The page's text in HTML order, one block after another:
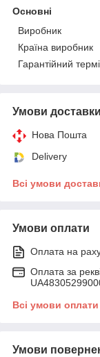
Основні
Виробник
Країна виробник
Гарантійний
Умови доставки
Нова Пошта
Delivery
Всі умови
Умови оплати
Оплата на
Оплата за
Всі умови оплати
Умови